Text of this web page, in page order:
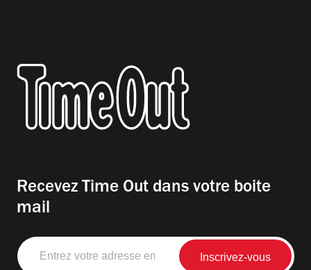
Recevez Time Out dans votre boite
mail
Entrez
votre